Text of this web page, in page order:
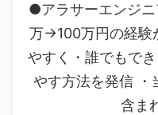
●アラサーエンジ
万→100万円の経験
やすく・誰でもで
やす方法を発信 ・
含ま